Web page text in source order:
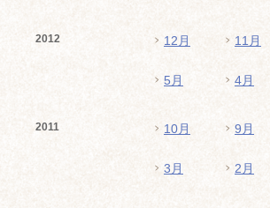
2012 12月 11月
5月 4月
2011 10月 9月
3月 2月